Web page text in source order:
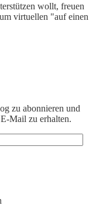
wollt, freuen
virtuellen "auf einen
zu abonnieren und
Mail zu erhalten.